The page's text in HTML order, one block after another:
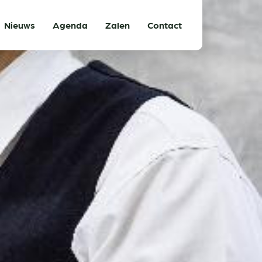
Nieuws Agenda Zalen Contact